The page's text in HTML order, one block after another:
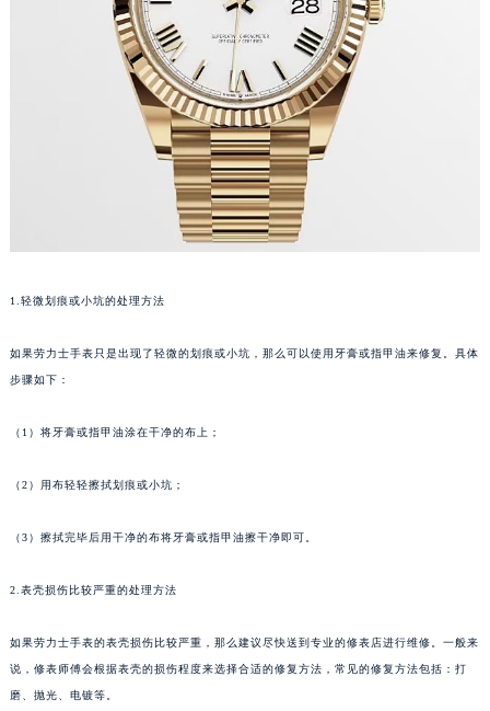
1.轻微划痕或小坑的处理方法
如果劳力士手表只是出现了轻微的划痕或小坑，那么可以使用牙膏或指甲油来修复。具体
步骤如下：
（1）将牙膏或指甲油涂在干净的布上；
（2）用布轻轻擦拭划痕或小坑；
（3）擦拭完毕后用干净的布将牙膏或指甲油擦干净即可。
2.表壳损伤比较严重的处理方法
如果劳力士手表的表壳损伤比较严重，那么建议尽快送到专业的修表店进行维修。一般来
说，修表师傅会根据表壳的损伤程度来选择合适的修复方法，常见的修复方法包括：打
磨、抛光、电镀等。